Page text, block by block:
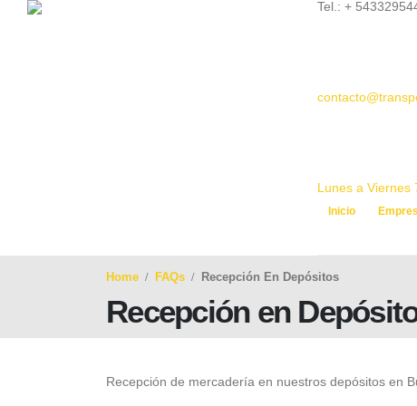
Tel.: +
Lunes a Viernes
Inicio
Home FAQs Recepción En Depósitos
Recepción en
Recepción de mercadería en nuestros depósitos en